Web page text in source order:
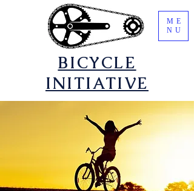
​BICYCLE
INITIATIVE
ME
NU